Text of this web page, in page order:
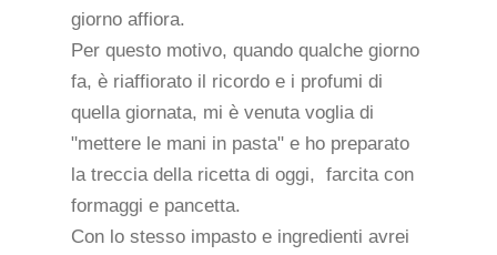
giorno affiora.
Per questo motivo, quando qualche giorno
fa, è riaffiorato il ricordo e i profumi di
quella giornata, mi è venuta voglia di
"mettere le mani in pasta" e ho preparato
la treccia della ricetta di oggi, farcita con
formaggi e pancetta.
Con lo stesso impasto e ingredienti avrei